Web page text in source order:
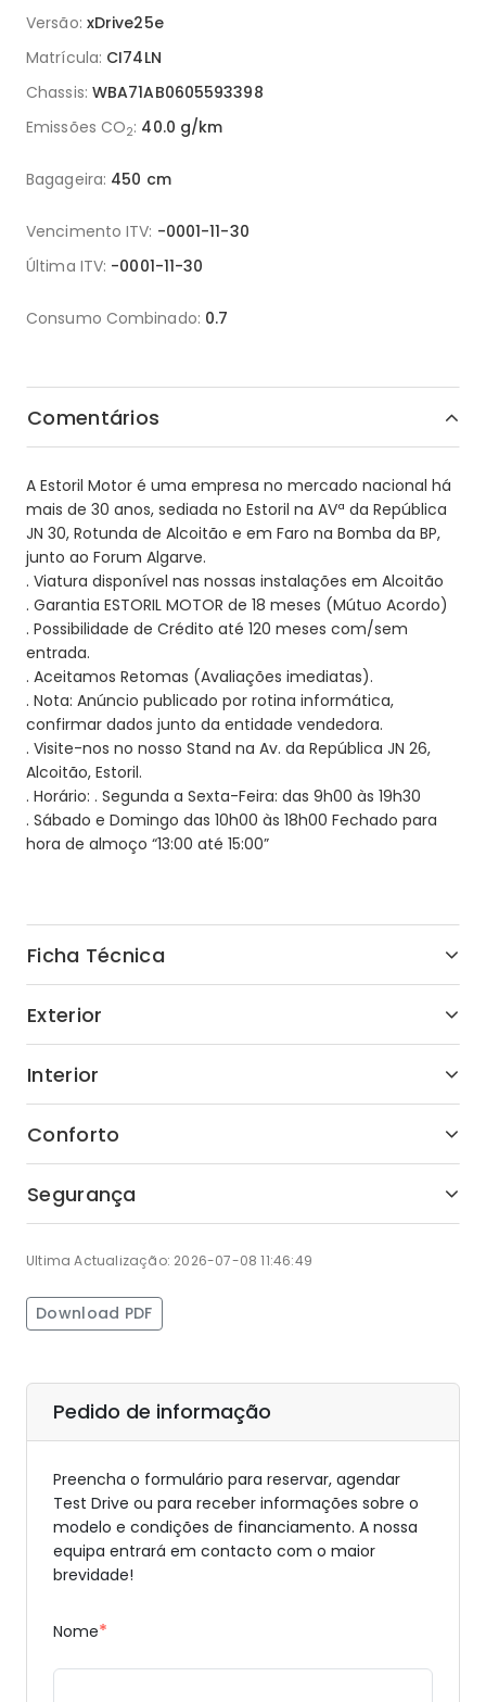
Versão: xDrive25e
Matrícula: CI74LN
Chassis: WBA71AB0605593398
Emissões CO2: 40.0 g/km
Bagageira: 450 cm
Vencimento ITV: -0001-11-30
Última ITV: -0001-11-30
Consumo Combinado: 0.7
Comentários
A Estoril Motor é uma empresa no mercado nacional há
mais de 30 anos, sediada no Estoril na AVª da República
JN 30, Rotunda de Alcoitão e em Faro na Bomba da BP,
junto ao Forum Algarve.
. Viatura disponível nas nossas instalações em Alcoitão
. Garantia ESTORIL MOTOR de 18 meses (Mútuo Acordo)
. Possibilidade de Crédito até 120 meses com/sem
entrada.
. Aceitamos Retomas (Avaliações imediatas).
. Nota: Anúncio publicado por rotina informática,
confirmar dados junto da entidade vendedora.
. Visite-nos no nosso Stand na Av. da República JN 26,
Alcoitão, Estoril.
. Horário: . Segunda a Sexta-Feira: das 9h00 às 19h30
. Sábado e Domingo das 10h00 às 18h00 Fechado para
hora de almoço “13:00 até 15:00”
Ficha Técnica
Exterior
Interior
Conforto
Segurança
Ultima Actualização: 2026-07-08 11:46:49
Download PDF
Pedido de informação
Preencha o formulário para reservar, agendar
Test Drive ou para receber informações sobre o
modelo e condições de financiamento. A nossa
equipa entrará em contacto com o maior
brevidade!
Nome*